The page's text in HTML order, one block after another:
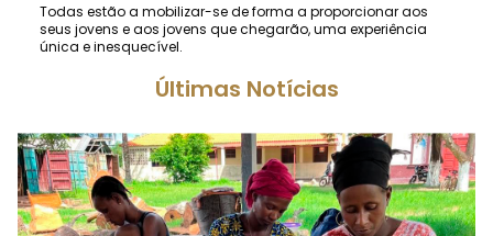
Todas estão a mobilizar-se de forma a proporcionar aos
seus jovens e aos jovens que chegarão, uma experiência
única e inesquecível.
Últimas Notícias